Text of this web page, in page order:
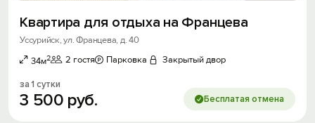
Квартира для отдыха на Францева
Уссурийск, ул. Францева, д. 40
34м2 2 гостя Парковка Закрытый двор
за 1 сутки
3 500 руб. Бесплатая отмена